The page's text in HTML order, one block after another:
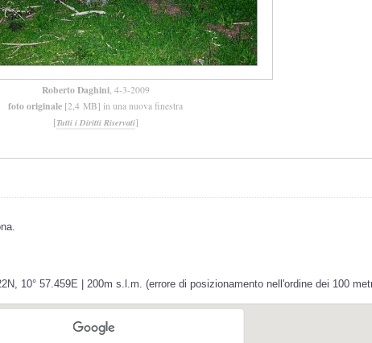
Roberto Daghini, 4-3-2009
foto originale [2,4 MB] in una nuova finestra
[Tutti i Diritti Riservati]
10° 57.459E | 200m s.l.m. (errore di posizionamento nell'ordine dei 100